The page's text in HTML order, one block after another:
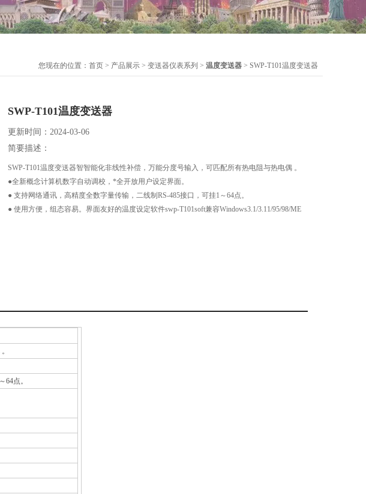
您现在的位置： 首页 > 产品展示 > 变送器仪表系列 > 温度变送器 > SWP-T101温度变送器
SWP-T101温度变送器
更新时间：2024-03-06
简要描述：
SWP-T101温度变送器智智能化非线性补偿，万能分度号输入，可匹配所有热电阻与热电偶 。
●全新概念计算机数字自动调校，*全开放用户设定界面。
● 支持网络通讯，高精度全数字量传输，二线制RS-485接口，可挂1～64点。
● 使用方便，组态容易。界面友好的温度设定软件swp-T101soft兼容Windows3.1/3.11/95/98/ME
64点。